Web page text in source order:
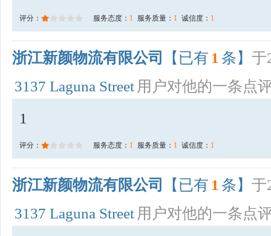
评分： 服务态度： 1 服务质量： 1 诚信度： 1
浙江新颜物流有限公司 【已有 1 条】 于
3137 Laguna Street 用户对他的一条点
1
评分： 服务态度： 1 服务质量： 1 诚信度： 1
浙江新颜物流有限公司 【已有 1 条】 于
3137 Laguna Street 用户对他的一条点